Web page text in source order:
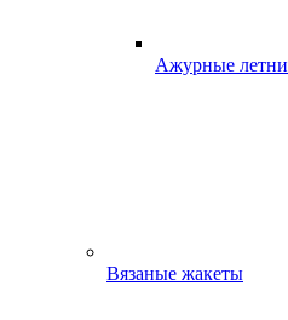
Ажурные
Вязаные жакеты